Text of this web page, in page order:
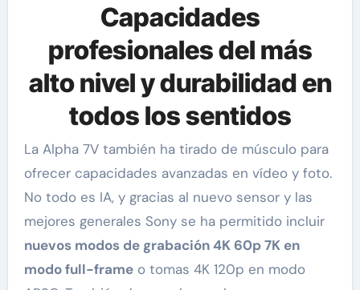
Capacidades
profesionales del más
alto nivel y durabilidad en
todos los sentidos
La Alpha 7V también ha tirado de músculo para
ofrecer capacidades avanzadas en vídeo y foto.
No todo es IA, y gracias al nuevo sensor y las
mejores generales Sony se ha permitido incluir
nuevos modos de grabación 4K 60p 7K en
modo full-frameo tomas 4K 120p en modo